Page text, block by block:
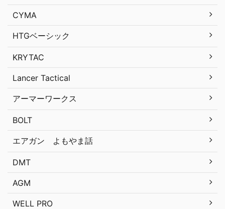
CYMA
HTGベーシック
KRYTAC
Lancer Tactical
アーマーワークス
BOLT
エアガン よもやま話
DMT
AGM
WELL PRO